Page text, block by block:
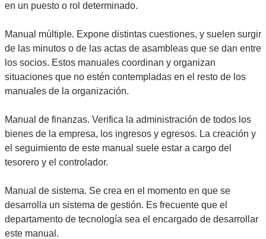
en un puesto o rol determinado.
Manual múltiple. Expone distintas cuestiones, y suelen surgir
de las minutos o de las actas de asambleas que se dan entre
los socios. Estos manuales coordinan y organizan
situaciones que no estén contempladas en el resto de los
manuales de la organización.
Manual de finanzas. Verifica la administración de todos los
bienes de la empresa, los ingresos y egresos. La creación y
el seguimiento de este manual suele estar a cargo del
tesorero y el controlador.
Manual de sistema. Se crea en el momento en que se
desarrolla un sistema de gestión. Es frecuente que el
departamento de tecnología sea el encargado de desarrollar
este manual.